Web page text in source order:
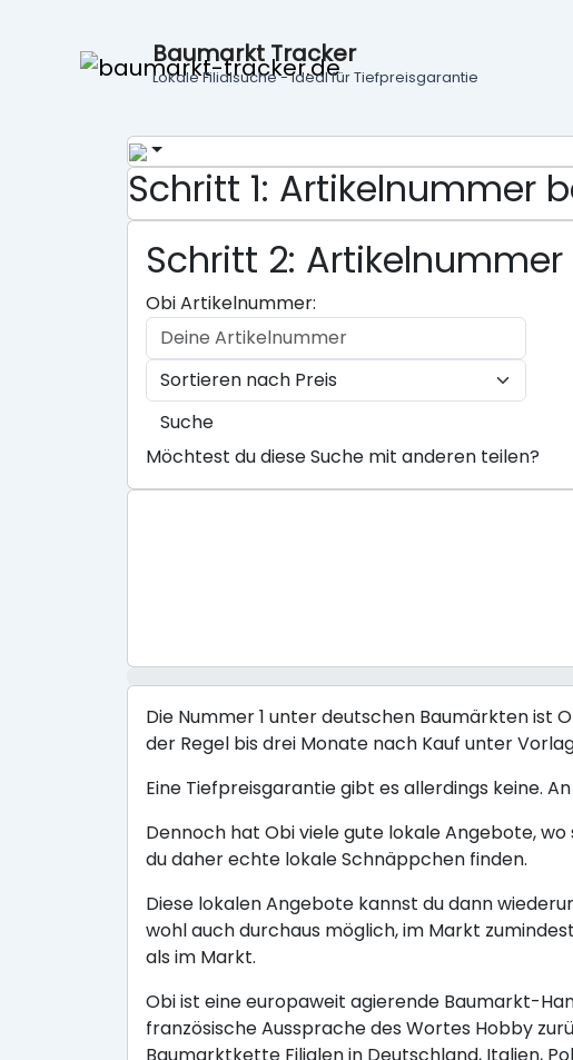
Baumarkt Tracker
Lokale Filialsuche - ideal für Tiefpreisgarantie
Schritt 1: Artikelnummer
Schritt 2:
Obi Artikelnummer:
Suche
Möchtest du diese Suche mit anderen teilen?
Die Nummer 1 unter deutschen Baumärkten ist
der Regel bis drei Monate nach Kauf unter
Eine Tiefpreisgarantie gibt es allerdings keine.
Dennoch hat Obi viele gute lokale Angebote,
du daher echte lokale Schnäppchen finden.
Diese lokalen Angebote kannst du dann
wohl auch durchaus möglich, im Markt
als im Markt.
Obi ist eine europaweit agierende Baumarkt-
französische Aussprache des Wortes Hobby